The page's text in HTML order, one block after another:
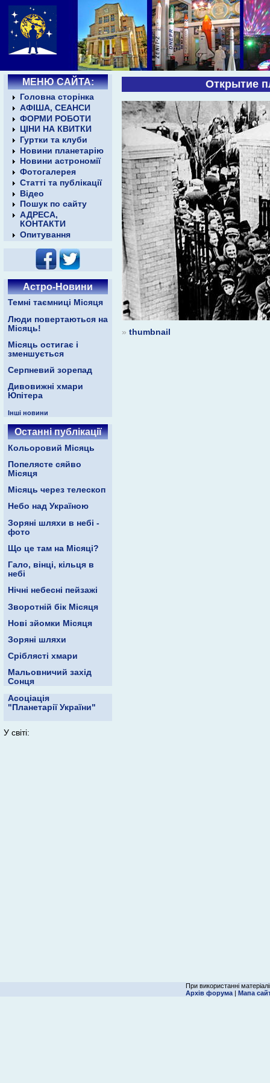
МЕНЮ САЙТА:
Головна сторінка
АФІША, СЕАНСИ
ФОРМИ РОБОТИ
ЦІНИ НА КВИТКИ
Гуртки та клуби
Новини планетарію
Новини астрономії
Фотогалерея
Статті та публікації
Відео
Пошук по сайту
АДРЕСА,
КОНТАКТИ
Опитування
Астро-Новини
Темні таємниці Місяця
Люди повертаються на
Місяць!
Місяць остигає і
зменшується
Серпневий зорепад
Дивовижні хмари
Юпітера
Інші новини
Останні публікації
Кольоровий Місяць
Попелясте сяйво
Місяця
Місяць через телескоп
Небо над Україною
Зоряні шляхи в небі -
фото
Що це там на Місяці?
Гало, вінці, кільця в
небі
Нічні небесні пейзажі
Зворотній бік Місяця
Нові зйомки Місяця
Зоряні шляхи
Сріблясті хмари
Мальовничий захід
Сонця
Асоціація
"Планетарії України"
У світі:
Открытие
» thumbnail
При використанні
Архів форума| Мапа